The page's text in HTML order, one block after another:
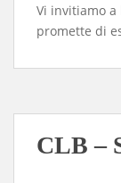
​Vi invitiamo a
promette di
CLB –